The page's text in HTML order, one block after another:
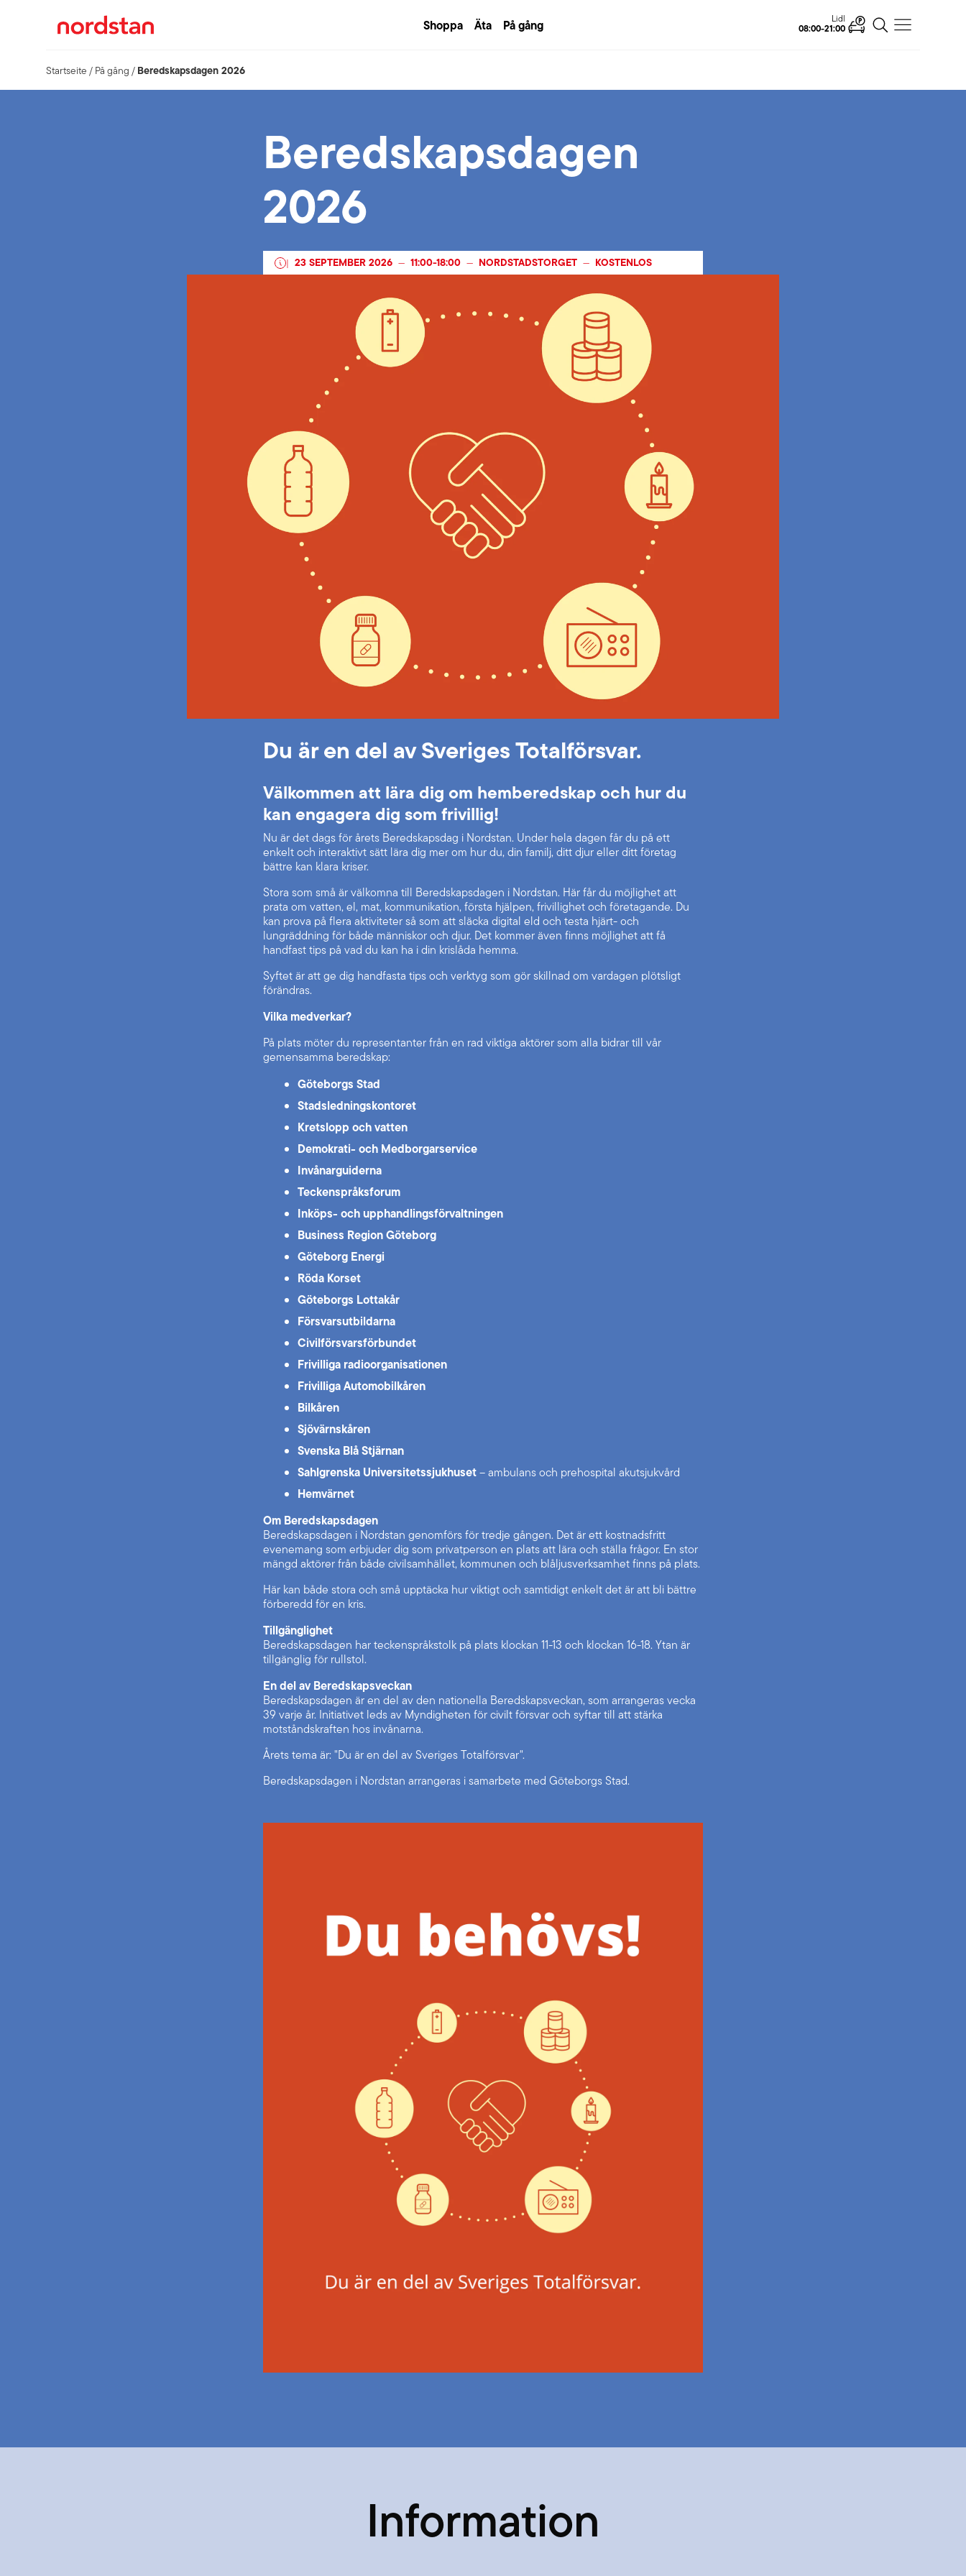
Shoppa Äta På gång Ahlsell
Öffnet
Startseite / På gång / Beredskapsdagen 2026
Beredskapsdagen
2026
| 23 SEPTEMBER 2026 — 11:00-18:00 — NORDSTADSTORGET — KOSTENLOS
Du är en del av Sveriges Totalförsvar.
Välkommen att lära dig om hemberedskap och hur du
kan engagera dig som frivillig!
Nu är det dags för årets Beredskapsdag i Nordstan. Under hela dagen får du på ett
enkelt och interaktivt sätt lära dig mer om hur du, din familj, ditt djur eller ditt företag
bättre kan klara kriser.
Stora som små är välkomna till Beredskapsdagen i Nordstan. Här får du möjlighet att
prata om vatten, el, mat, kommunikation, första hjälpen, frivillighet och företagande. Du
kan prova på flera aktiviteter så som att släcka digital eld och testa hjärt- och
lungräddning för både människor och djur. Det kommer även finns möjlighet att få
handfast tips på vad du kan ha i din krislåda hemma.
Syftet är att ge dig handfasta tips och verktyg som gör skillnad om vardagen plötsligt
förändras.
Vilka medverkar?
På plats möter du representanter från en rad viktiga aktörer som alla bidrar till vår
gemensamma beredskap:
Göteborgs Stad
Stadsledningskontoret
Kretslopp och vatten
Demokrati- och Medborgarservice
Invånarguiderna
Teckenspråksforum
Inköps- och upphandlingsförvaltningen
Business Region Göteborg
Göteborg Energi
Röda Korset
Göteborgs Lottakår
Försvarsutbildarna
Civilförsvarsförbundet
Frivilliga radioorganisationen
Frivilliga Automobilkåren
Bilkåren
Sjövärnskåren
Svenska Blå Stjärnan
Sahlgrenska Universitetssjukhuset– ambulans och prehospital akutsjukvård
Hemvärnet
Om Beredskapsdagen
Beredskapsdagen i Nordstan genomförs för tredje gången. Det är ett kostnadsfritt
evenemang som erbjuder dig som privatperson en plats att lära och ställa frågor. En stor
mängd aktörer från både civilsamhället, kommunen och blåljusverksamhet finns på plats.
Här kan både stora och små upptäcka hur viktigt och samtidigt enkelt det är att bli bättre
förberedd för en kris.
Tillgänglighet
Beredskapsdagen har teckenspråkstolk på plats klockan 11-13 och klockan 16-18. Ytan är
tillgänglig för rullstol.
En del av Beredskapsveckan
Beredskapsdagen är en del av den nationella Beredskapsveckan, som arrangeras vecka
39 varje år. Initiativet leds av Myndigheten för civilt försvar och syftar till att stärka
motståndskraften hos invånarna.
Årets tema är: "Du är en del av Sveriges Totalförsvar".
Beredskapsdagen i Nordstan arrangeras i samarbete med Göteborgs Stad.
Information